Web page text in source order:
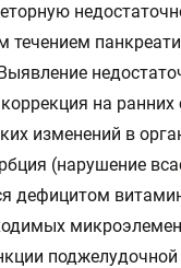
течением
на ранних
изменений в
(нарушение
дефицитом